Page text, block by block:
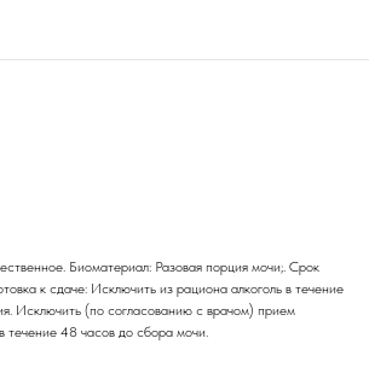
Биоматериал: Разовая порция мочи;. Срок
к сдаче: Исключить из рациона алкоголь в течение
Исключить (по согласованию с врачом) прием
течение 48 часов до сбора мочи.